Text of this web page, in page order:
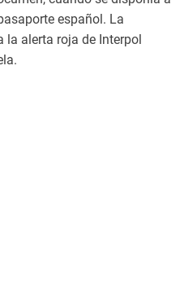
español. La
alerta roja de Interpol